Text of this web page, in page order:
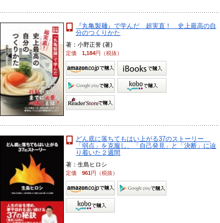
『丸亀製麺』で学んだ 超実直！ 史上最高の自
分のつくりかた
著：小野正誉 (著)
定価1,184円（税抜）
どん底に落ちてもはい上がる37のストーリー
「弱点」を克服し、「自己発見」と「決断」に辿
り着いた２週間
著：生島ヒロシ
定価961円（税抜）